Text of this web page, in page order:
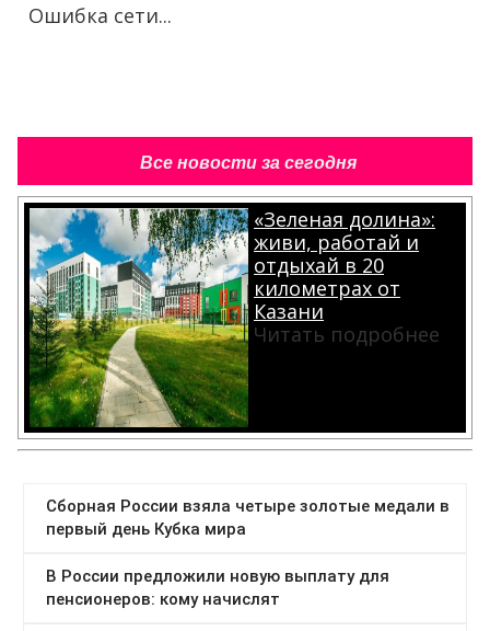
Ошибка сети...
Все новости за сегодня
«Зеленая долина»:
живи, работай и
отдыхай в 20
километрах от
Казани
Читать подробнее